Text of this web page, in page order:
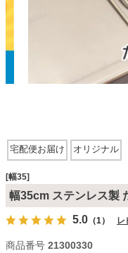
椅子・チェア
宅配便お届け オリジナル
[幅35]
幅35cm ステンレス製
5.0 （1） レ
商品番号 21300330